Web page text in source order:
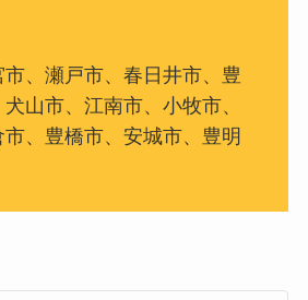
、瀬戸市、春日井市、豊
山市、江南市、小牧市、
、豊橋市、安城市、豊明